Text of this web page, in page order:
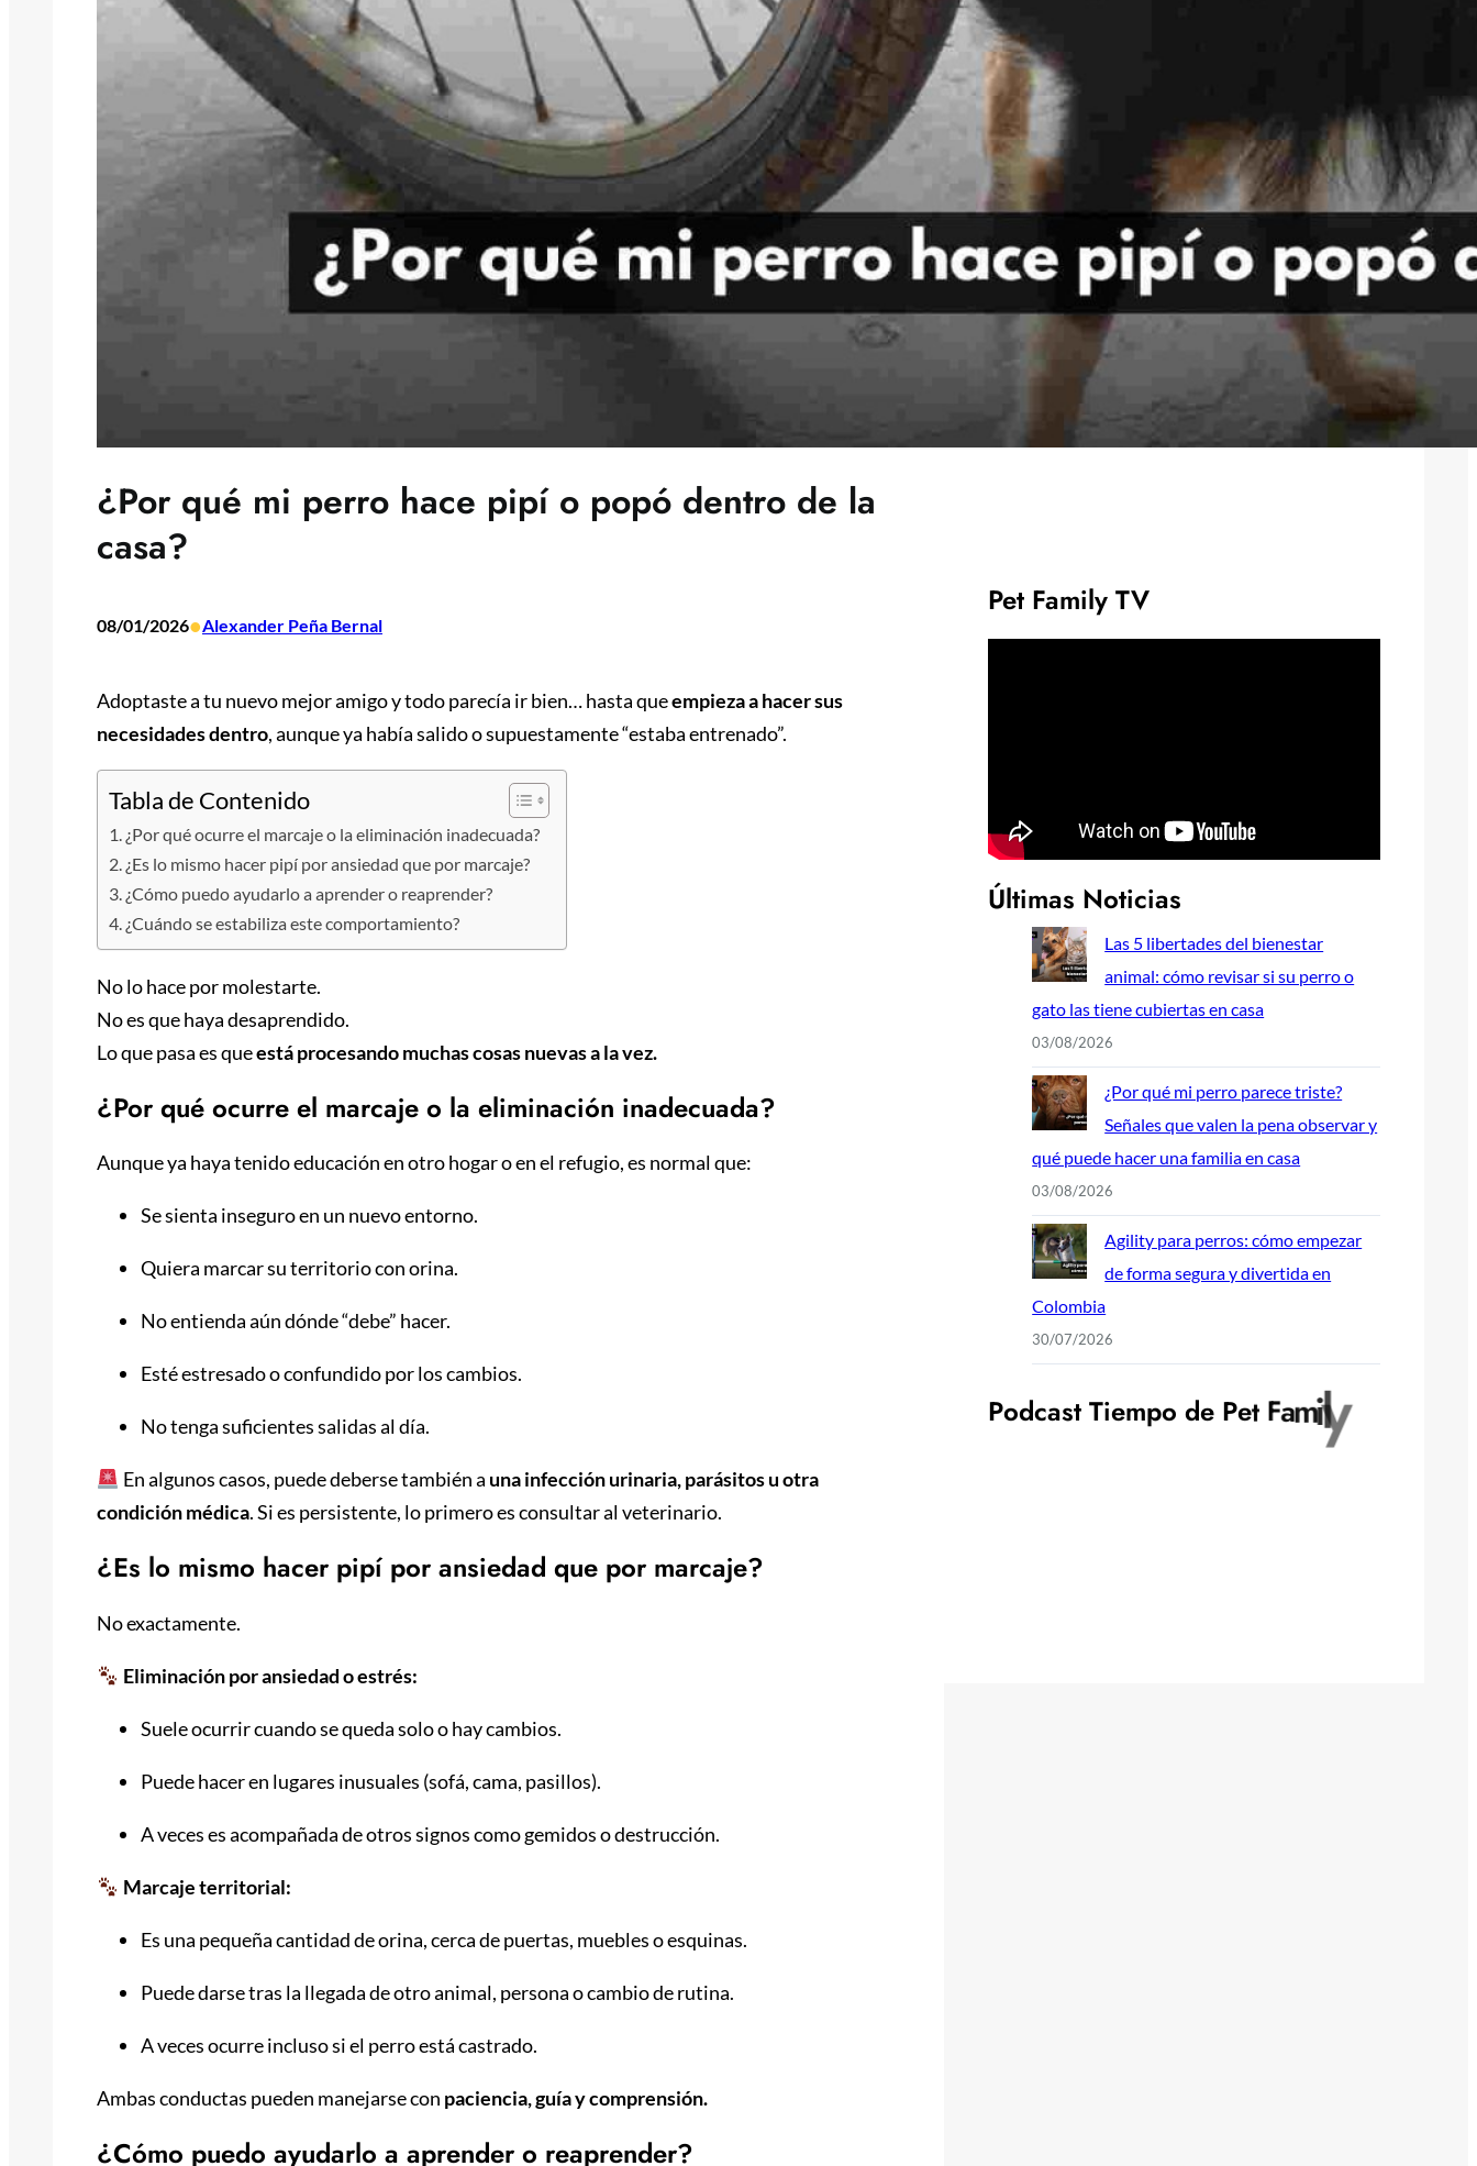
¿Por qué mi perro hace pipí o popó dentro de la
casa?
08/01/2026•Alexander Peña Bernal
Adoptaste a tu nuevo mejor amigo y todo parecía ir bien… hasta queempieza a hacer sus
necesidades dentro, aunque ya había salido o supuestamente “estaba entrenado”.
Tabla de Contenido
¿Por qué ocurre el marcaje o la eliminación inadecuada?
¿Es lo mismo hacer pipí por ansiedad que por marcaje?
¿Cómo puedo ayudarlo a aprender o reaprender?
¿Cuándo se estabiliza este comportamiento?
No lo hace por molestarte.
No es que haya desaprendido.
Lo que pasa es queestá procesando muchas cosas nuevas a la vez.
¿Por qué ocurre el marcaje o la eliminación inadecuada?
Aunque ya haya tenido educación en otro hogar o en el refugio, es normal que:
Se sienta inseguro en un nuevo entorno.
Quiera marcar su territorio con orina.
No entienda aún dónde “debe” hacer.
Esté estresado o confundido por los cambios.
No tenga suficientes salidas al día.
En algunos casos, puede deberse también a una infección urinaria, parásitos u otra
condición médica. Si es persistente, lo primero es consultar al veterinario.
¿Es lo mismo hacer pipí por ansiedad que por marcaje?
No exactamente.
Eliminación por ansiedad o estrés:
Suele ocurrir cuando se queda solo o hay cambios.
Puede hacer en lugares inusuales (sofá, cama, pasillos).
A veces es acompañada de otros signos como gemidos o destrucción.
Marcaje territorial:
Es una pequeña cantidad de orina, cerca de puertas, muebles o esquinas.
Puede darse tras la llegada de otro animal, persona o cambio de rutina.
A veces ocurre incluso si el perro está castrado.
Ambas conductas pueden manejarse con paciencia, guía y comprensión.
¿Cómo puedo ayudarlo a aprender o reaprender?
Social Media
TikTok WhatsApp InstagramSpotify
Clic para suscribirte a la revista
Revista
Pet Family TV
Últimas Noticias
Las 5 libertades del bienestar
animal: cómo revisar si su perro o
gato las tiene cubiertas en casa
03/08/2026
¿Por qué mi perro parece triste?
Señales que valen la pena observar y
qué puede hacer una familia en casa
03/08/2026
Agility para perros: cómo empezar
de forma segura y divertida en
Colombia
30/07/2026
Podcast Tiempo de Pet Family